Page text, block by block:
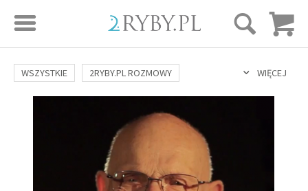
STRONA GŁÓWNA
AUTORZY
BLOG
WIĘCEJ
WSZYSTKIE 2RYBY.PL ROZMOWY
SAME DOBRE WIADOMOŚCI ONA I ON ROZWÓJ
MIŁOŚĆ DUCHOWOŚĆ
MĘŻCZYZNA RELIGIE FILOZOFIA